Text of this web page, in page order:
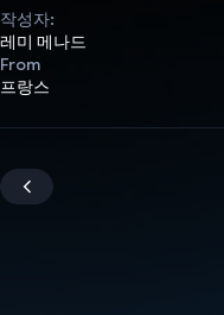
작성자:
레미 메나드
From
프랑스